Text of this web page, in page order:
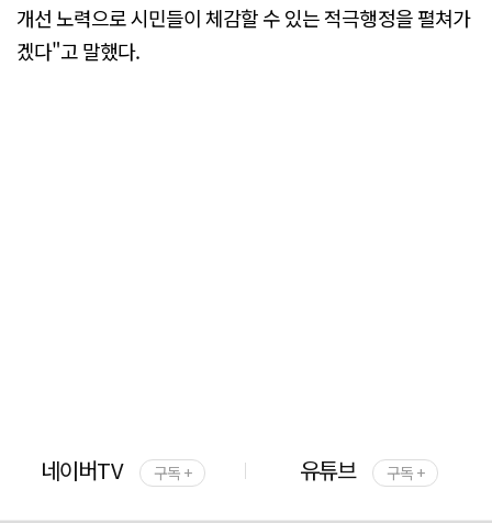
개선 노력으로 시민들이 체감할 수 있는 적극행정을 펼쳐가
겠다"고 말했다.
네이버TV 구독 + 유튜브 구독 +